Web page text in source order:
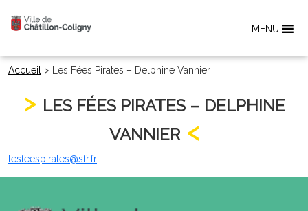
MENU
Accueil > Les Fées Pirates – Delphine Vannier
LES FÉES PIRATES – DELPHINE
VANNIER
lesfeespirates@sfr.fr